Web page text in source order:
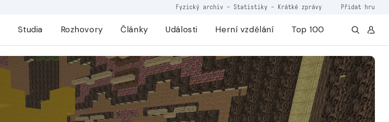
Fyzický archiv - Statistiky - Krátké zprávy Přidat hru
Studia Rozhovory Články Události Herní vzdělání Top 100